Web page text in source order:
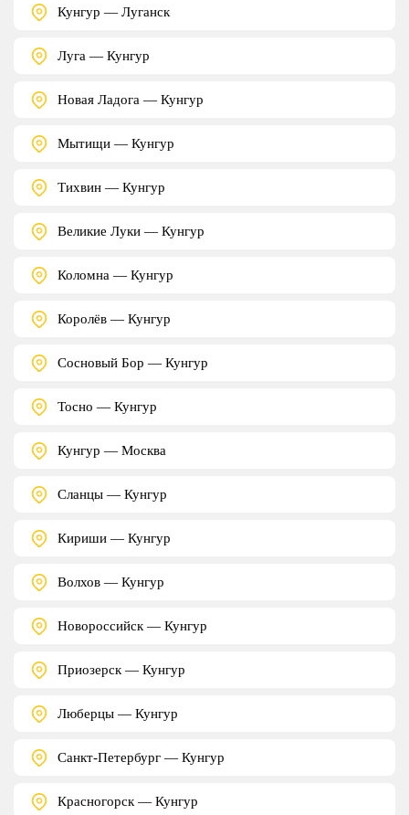
Кунгур — Луганск
Луга — Кунгур
Новая Ладога — Кунгур
Мытищи — Кунгур
Тихвин — Кунгур
Великие Луки — Кунгур
Коломна — Кунгур
Королёв — Кунгур
Сосновый Бор — Кунгур
Тосно — Кунгур
Кунгур — Москва
Сланцы — Кунгур
Кириши — Кунгур
Волхов — Кунгур
Новороссийск — Кунгур
Приозерск — Кунгур
Люберцы — Кунгур
Санкт-Петербург — Кунгур
Красногорск — Кунгур